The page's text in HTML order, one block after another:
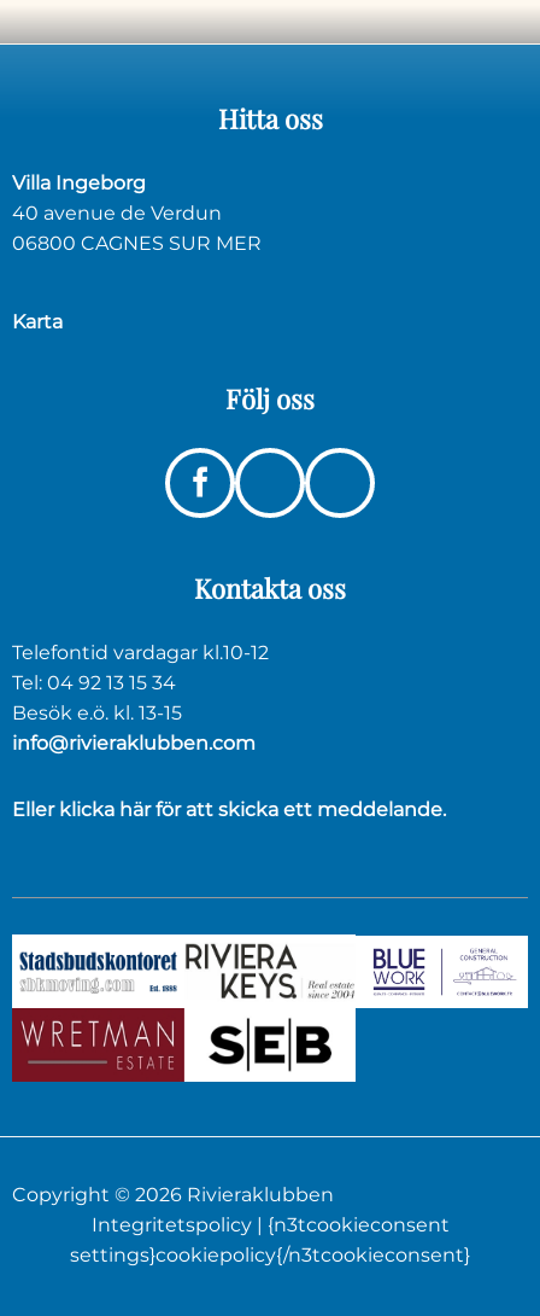
Hitta oss
Villa Ingeborg
40 avenue de Verdun
06800 CAGNES SUR MER
Karta
Följ oss
Instagram
Linkedin
Kontakta oss
Telefontid vardagar kl.10-12
Tel: 04 92 13 15 34
Besök e.ö. kl. 13-15
info@rivieraklubben.com
Eller klicka här för att skicka ett meddelande.
Copyright © 2026 Rivieraklubben
Integritetspolicy | {n3tcookieconsent
settings}cookiepolicy{/n3tcookieconsent}